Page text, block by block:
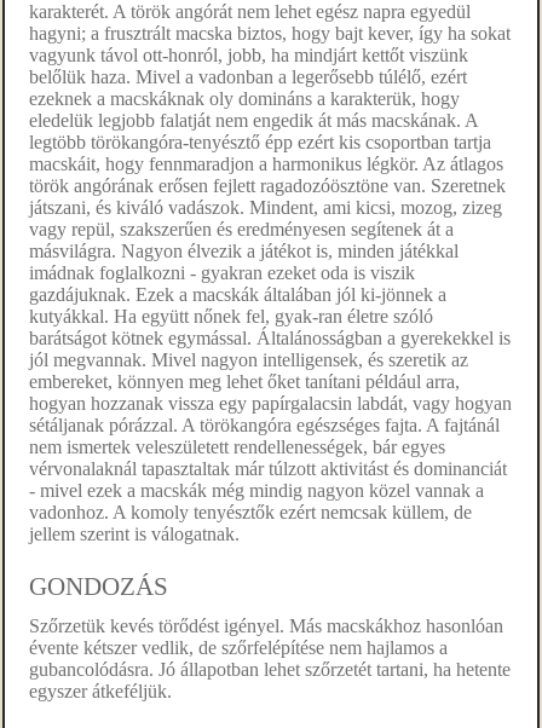
karakterét. A török angórát nem lehet egész napra egyedül
hagyni; a frusztrált macska biztos, hogy bajt kever, így ha sokat
vagyunk távol ott-honról, jobb, ha mindjárt kettőt viszünk
belőlük haza. Mivel a vadonban a legerősebb túlélő, ezért
ezeknek a macskáknak oly domináns a karakterük, hogy
eledelük legjobb falatját nem engedik át más macskának. A
legtöbb törökangóra-tenyésztő épp ezért kis csoportban tartja
macskáit, hogy fennmaradjon a harmonikus légkör. Az átlagos
török angórának erősen fejlett ragadozóösztöne van. Szeretnek
játszani, és kiváló vadászok. Mindent, ami kicsi, mozog, zizeg
vagy repül, szakszerűen és eredményesen segítenek át a
másvilágra. Nagyon élvezik a játékot is, minden játékkal
imádnak foglalkozni - gyakran ezeket oda is viszik
gazdájuknak. Ezek a macskák általában jól ki-jönnek a
kutyákkal. Ha együtt nőnek fel, gyak-ran életre szóló
barátságot kötnek egymással. Általánosságban a gyerekekkel is
jól megvannak. Mivel nagyon intelligensek, és szeretik az
embereket, könnyen meg lehet őket tanítani például arra,
hogyan hozzanak vissza egy papírgalacsin labdát, vagy hogyan
sétáljanak pórázzal. A törökangóra egészséges fajta. A fajtánál
nem ismertek veleszületett rendellenességek, bár egyes
vérvonalaknál tapasztaltak már túlzott aktivitást és dominanciát
- mivel ezek a macskák még mindig nagyon közel vannak a
vadonhoz. A komoly tenyésztők ezért nemcsak küllem, de
jellem szerint is válogatnak.
GONDOZÁS
Szőrzetük kevés törődést igényel. Más macskákhoz hasonlóan
évente kétszer vedlik, de szőrfelépítése nem hajlamos a
gubancolódásra. Jó állapotban lehet szőrzetét tartani, ha hetente
egyszer átkeféljük.